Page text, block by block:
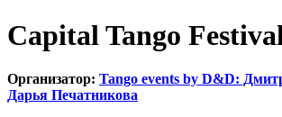
Capital Tango
Организатор: Tango events by D&D:
Дарья Печатникова